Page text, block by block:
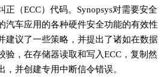
正（ECC）代码。Synopsys对需要安全
汽车应用的各种硬件安全功能的有效性
建议了一些策略，并提出了诸如在数据
验，在存储器读取和写入ECC，复制然
，并创建专用中断信令错误。